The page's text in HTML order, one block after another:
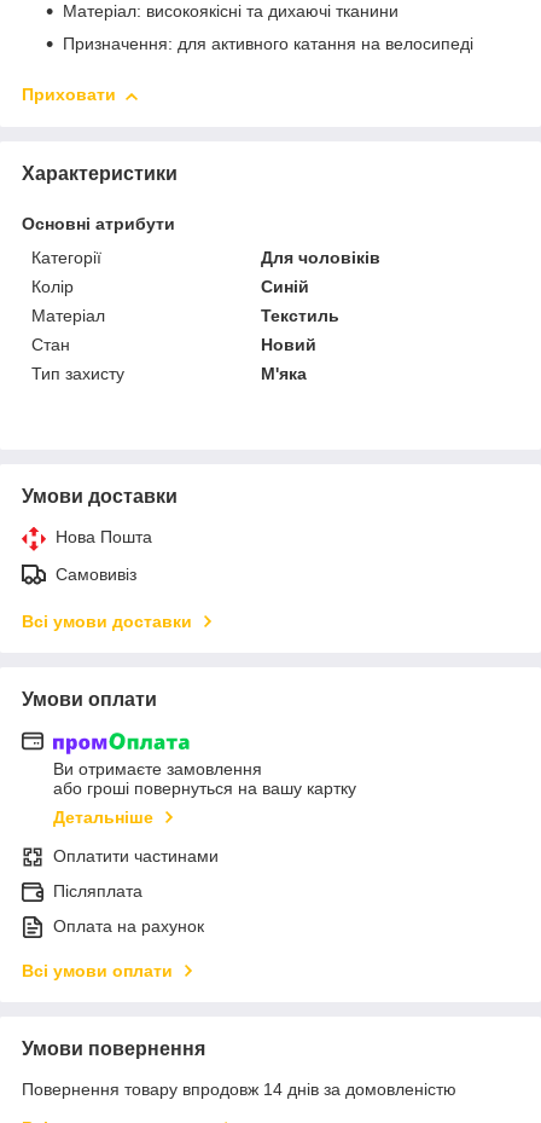
Матеріал: високоякісні та дихаючі тканини
Призначення: для активного катання на велосипеді
Приховати
Характеристики
Основні атрибути
Категорії
Для чоловіків
Колір
Синій
Матеріал
Текстиль
Стан
Новий
Тип захисту
М'яка
Умови доставки
Нова Пошта
Самовивіз
Всі умови доставки
Умови оплати
Ви отримаєте замовлення
або гроші повернуться на вашу картку
Детальніше
Оплатити частинами
Післяплата
Оплата на рахунок
Всі умови оплати
Умови повернення
Повернення товару впродовж 14 днів за домовленістю